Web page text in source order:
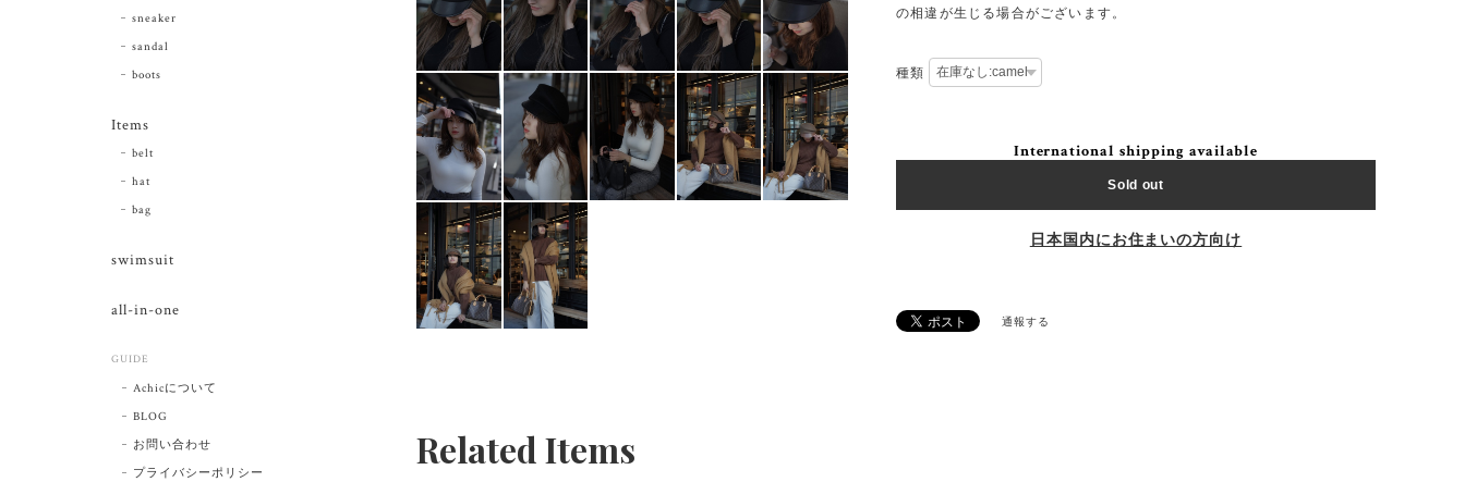
の相違が生じる場合がございます。
種類
International shipping available
Sold out
日本国内にお住まいの方向け
通報する
Related Items
sneaker
sandal
boots
Items
belt
hat
bag
swimsuit
all-in-one
GUIDE
Achicについて
BLOG
お問い合わせ
プライバシーポリシー